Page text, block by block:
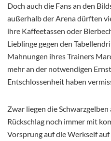
Doch auch die Fans an den
außerhalb der Arena dürften
ihre Kaffeetassen oder
Lieblinge gegen den
Mahnungen ihres Trainers
mehr an der notwendigen
Entschlossenheit haben
Zwar liegen die
Rückschlag noch immer mit
Vorsprung auf die Werkself auf